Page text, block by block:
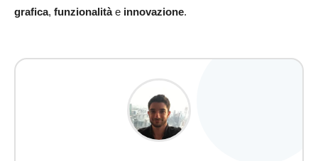
grafica, funzionalitàe innovazione.